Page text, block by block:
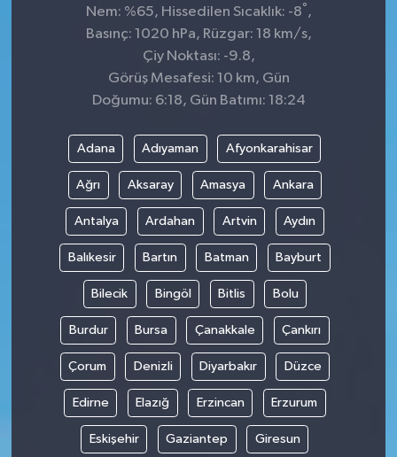
Nem: %65, Hissedilen Sıcaklık: -8° ,
Basınç: 1020 hPa, Rüzgar: 18 km/s,
Çiy Noktası: -9.8,
Görüş Mesafesi: 10 km, Gün
Doğumu: 6:18, Gün Batımı: 18:24
Adana Adıyaman Afyonkarahisar
Ağrı Aksaray Amasya Ankara
Antalya Ardahan Artvin Aydın
Balıkesir Bartın Batman Bayburt
Bilecik Bingöl Bitlis Bolu
Burdur Bursa Çanakkale Çankırı
Çorum Denizli Diyarbakır Düzce
Edirne Elazığ Erzincan Erzurum
Eskişehir Gaziantep Giresun